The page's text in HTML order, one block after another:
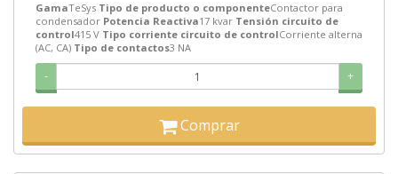
GamaTeSys Tipo de producto o componenteContactor para
condensador Potencia Reactiva17 kvar Tensión circuito de
control415 V Tipo corriente circuito de controlCorriente alterna
(AC, CA) Tipo de contactos3 NA
- +
Comprar